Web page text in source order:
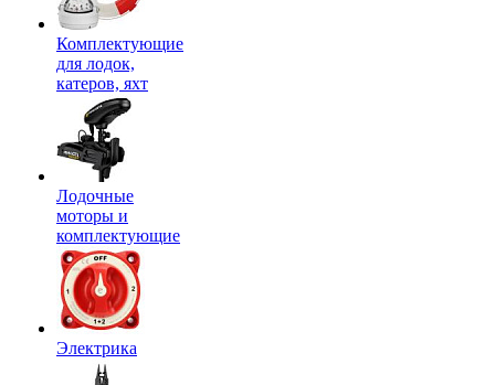
Комплектующие
для лодок,
катеров, яхт
Лодочные
моторы и
комплектующие
Электрика